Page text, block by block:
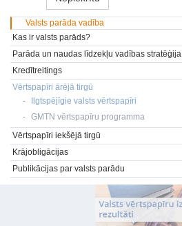
Valsts parāda vadība
Kas ir valsts parāds?
Parāda un naudas līdzekļu vadības stratēģija
Kredītreitings
Vērtspapīri ārējā tirgū
Ilgtspējīgie valsts vērtspapīri
GMTN vērtspapīru programma
Vērtspapīri iekšējā tirgū
Krājobligācijas
Publikācijas par valsts parādu